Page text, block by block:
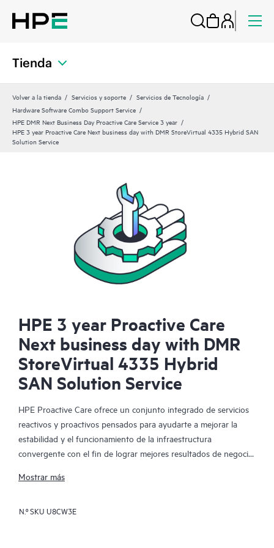
Tienda
Volver a la tienda Servicios y soporte
Servicios de Tecnología
Hardware Software Combo Support Service
HPE DMR Next Business Day Proactive Care Service 3 year
HPE 3 year Proactive Care Next business day with DMR StoreVirtual 4335 Hybrid SAN
Solution Service
HPE 3 year Proactive Care
Next business day with DMR
StoreVirtual 4335 Hybrid
SAN Solution Service
HPE Proactive Care ofrece un conjunto integrado de servicios
reactivos y proactivos pensados para ayudarte a mejorar la
estabilidad y el funcionamiento de la infraestructura
convergente con el fin de lograr mejores resultados de negocio.
componentes deben trabajar en conjunto y de manera
para dar soporte a los dispositivos presentes en estos
Mostrar más
N.º SKU U8CW3E